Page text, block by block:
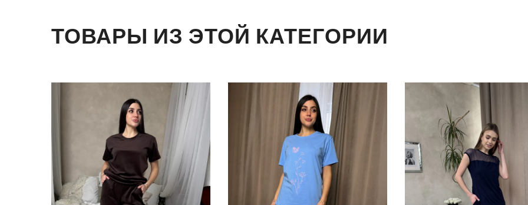
ТОВАРЫ ИЗ ЭТОЙ КАТЕГОРИИ